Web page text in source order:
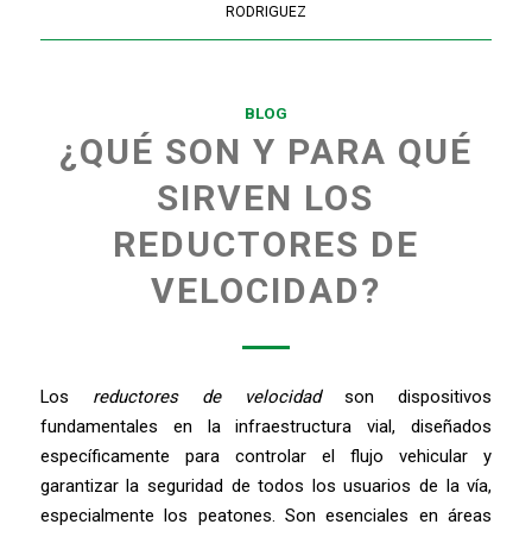
RODRIGUEZ
BLOG
¿QUÉ SON Y PARA QUÉ
SIRVEN LOS
REDUCTORES DE
VELOCIDAD?
Los reductores de velocidadson dispositivos
fundamentales en la infraestructura vial, diseñados
específicamente para controlar el flujo vehicular y
garantizar la seguridad de todos los usuarios de la vía,
especialmente los peatones. Son esenciales en áreas